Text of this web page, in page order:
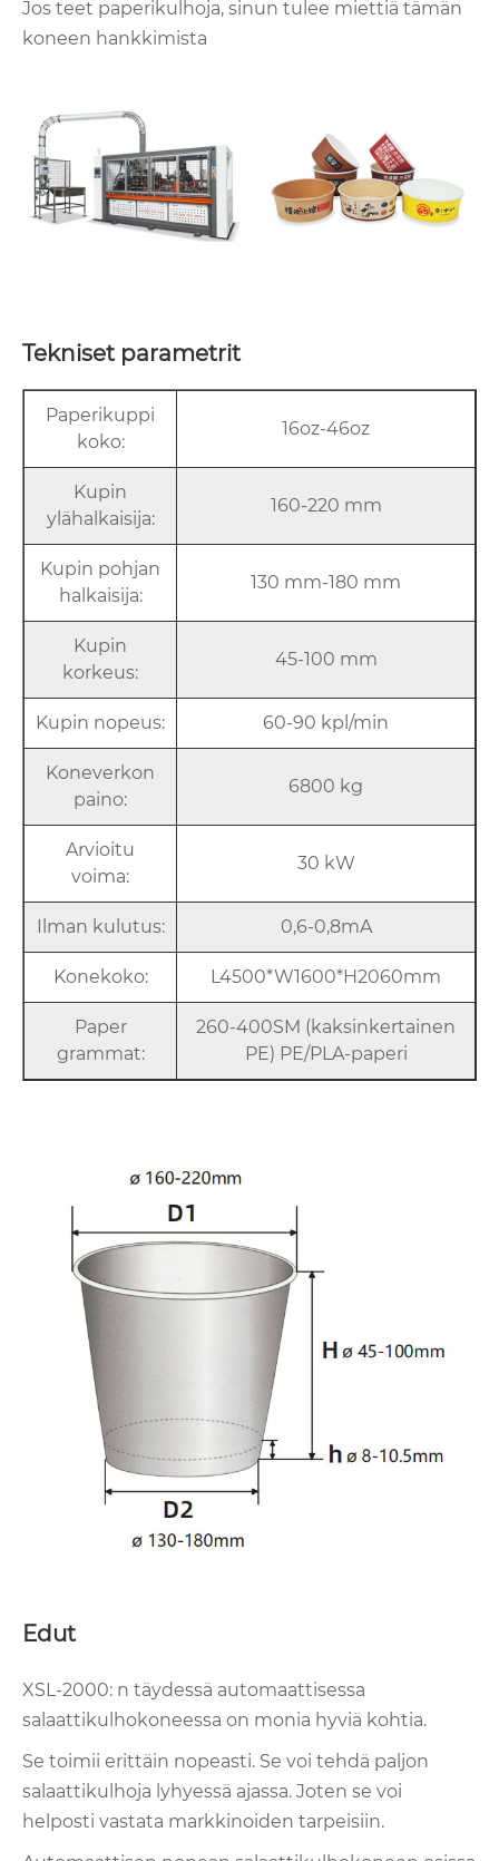
Jos teet paperikulhoja, sinun tulee miettiä tämän
koneen hankkimista
Tekniset parametrit
Paperikuppi
koko:
16oz-46oz
Kupin
ylähalkaisija:
160-220 mm
Kupin pohjan
halkaisija:
130 mm-180 mm
Kupin
korkeus:
45-100 mm
Kupin nopeus: 60-90 kpl/min
Koneverkon
paino:
6800 kg
Arvioitu
voima:
30 kW
Ilman kulutus: 0,6-0,8mA
Konekoko: L4500*W1600*H2060mm
Paper
grammat:
260-400SM (kaksinkertainen
PE) PE/PLA-paperi
Edut
XSL-2000: n täydessä automaattisessa
salaattikulhokoneessa on monia hyviä kohtia.
Se toimii erittäin nopeasti. Se voi tehdä paljon
salaattikulhoja lyhyessä ajassa. Joten se voi
helposti vastata markkinoiden tarpeisiin.